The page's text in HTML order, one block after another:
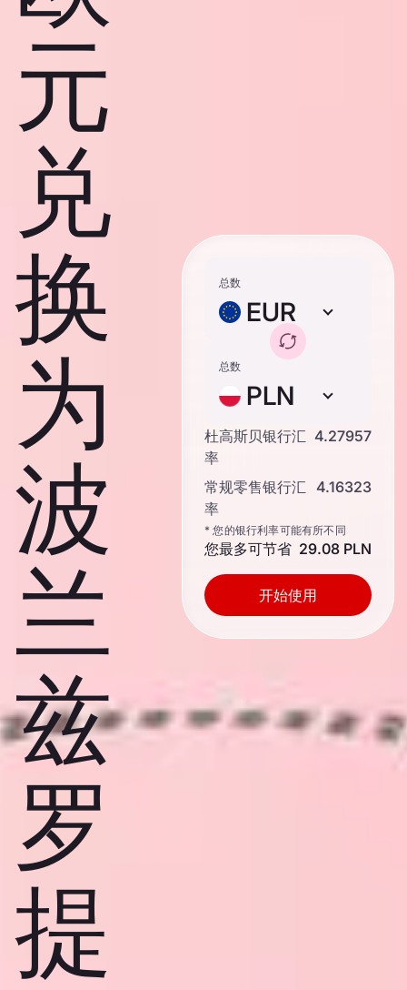
元
兑
换
为
波
兰
兹
罗
提
总数
EUR
总数
PLN
杜高斯贝银行汇
率
4.27957
常规零售银行汇
率
4.16323
* 您的银行利率可能有所不同
您最多可节省 29.08 PLN
开始使用